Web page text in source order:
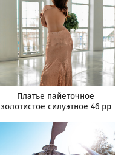
Платье пайеточное
золотистое силуэтное 46 рр